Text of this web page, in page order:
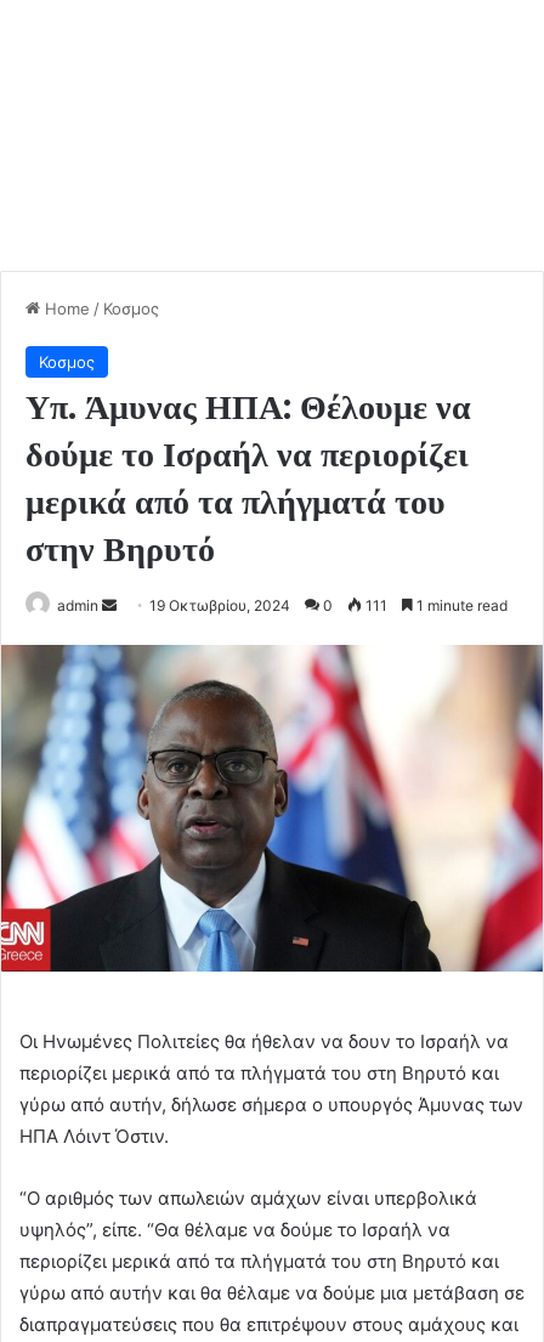
Home / Κοσμος
Κοσμος
Υπ. Άμυνας ΗΠΑ: Θέλουμε να
δούμε το Ισραήλ να περιορίζει
μερικά από τα πλήγματά του
στην Βηρυτό
admin
Send
email
19 Οκτωβρίου, 2024 0 111 1 minute read
Οι Ηνωμένες Πολιτείες θα ήθελαν να δουν το Ισραήλ να
περιορίζει μερικά από τα πλήγματά του στη Βηρυτό και
γύρω από αυτήν, δήλωσε σήμερα ο υπουργός Άμυνας των
ΗΠΑ Λόιντ Όστιν.
“Ο αριθμός των απωλειών αμάχων είναι υπερβολικά
υψηλός”, είπε. “Θα θέλαμε να δούμε το Ισραήλ να
περιορίζει μερικά από τα πλήγματά του στη Βηρυτό και
γύρω από αυτήν και θα θέλαμε να δούμε μια μετάβαση σε
διαπραγματεύσεις που θα επιτρέψουν στους αμάχους και